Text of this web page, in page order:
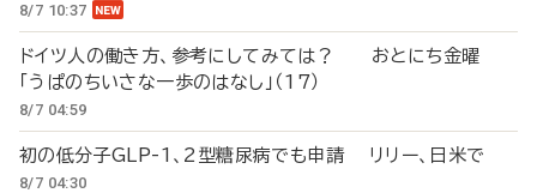
8/7 10:37
ドイツ人の働き方、参考にしてみては？ おとにち金曜
「うぱのちいさな一歩のはなし」（17）
8/7 04:59
初の低分子GLP-1、2型糖尿病でも申請 リリー、日米で
8/7 04:30